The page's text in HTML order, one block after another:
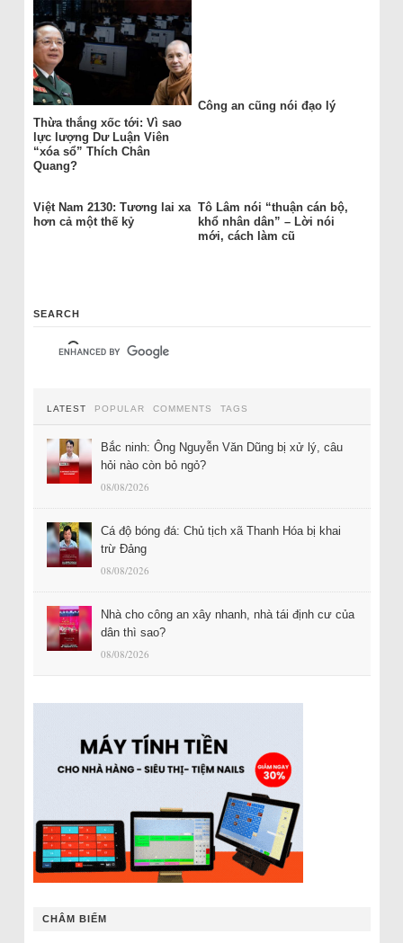
Thừa thắng xốc tới: Vì sao
lực lượng Dư Luận Viên
“xóa sổ” Thích Chân
Quang?
Công an cũng nói đạo lý
Việt Nam 2130: Tương lai xa
hơn cả một thế kỷ
Tô Lâm nói “thuận cán bộ,
khổ nhân dân” – Lời nói
mới, cách làm cũ
SEARCH
LATEST POPULAR COMMENTS TAGS
Bắc ninh: Ông Nguyễn Văn Dũng bị xử lý, câu
hỏi nào còn bỏ ngỏ?
08/08/2026
Cá độ bóng đá: Chủ tịch xã Thanh Hóa bị khai
trừ Đảng
08/08/2026
Nhà cho công an xây nhanh, nhà tái định cư của
dân thì sao?
08/08/2026
CHÂM BIẾM